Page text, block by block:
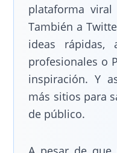
plataforma
También a
ideas rápidas,
profesionales o
inspiración. Y
más sitios para
de público.